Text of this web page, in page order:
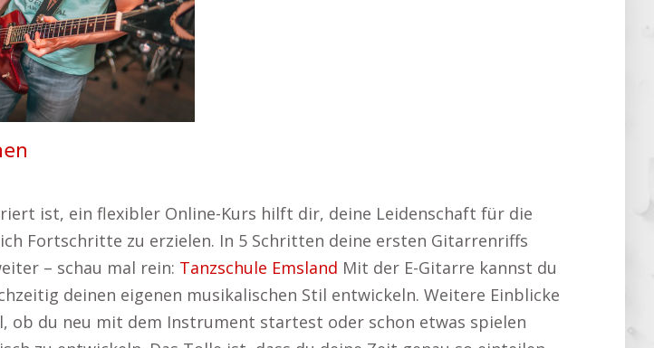
ist, ein flexibler Online-Kurs hilft dir, deine Leidenschaft für die
Fortschritte zu erzielen. In 5 Schritten deine ersten Gitarrenriffs
– schau mal rein: Tanzschule Emsland Mit der E-Gitarre kannst du
deinen eigenen musikalischen Stil entwickeln. Weitere Einblicke
ob du neu mit dem Instrument startest oder schon etwas spielen